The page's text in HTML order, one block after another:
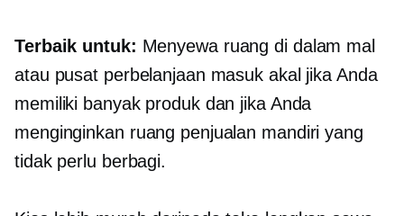
Terbaik untuk: Menyewa ruang di dalam mal
atau pusat perbelanjaan masuk akal jika Anda
memiliki banyak produk dan jika Anda
menginginkan ruang penjualan mandiri yang
tidak perlu berbagi.